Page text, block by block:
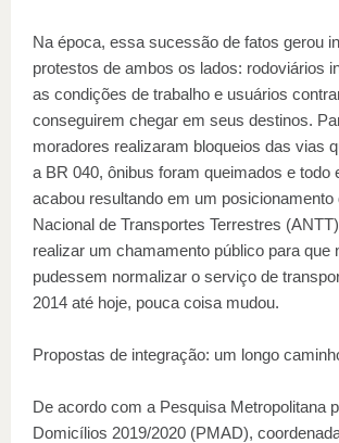
Na época, essa sucessão de fatos gerou
protestos de ambos os lados: rodoviários
as condições de trabalho e usuários
conseguirem chegar em seus destinos.
moradores realizaram bloqueios das vias
a BR 040, ônibus foram queimados e todo
acabou resultando em um posicionamento
Nacional de Transportes Terrestres
realizar um chamamento público para que
pudessem normalizar o serviço de
2014 até hoje, pouca coisa mudou.
Propostas de integração: um longo
De acordo com a Pesquisa Metropolitana
Domicílios 2019/2020 (PMAD),